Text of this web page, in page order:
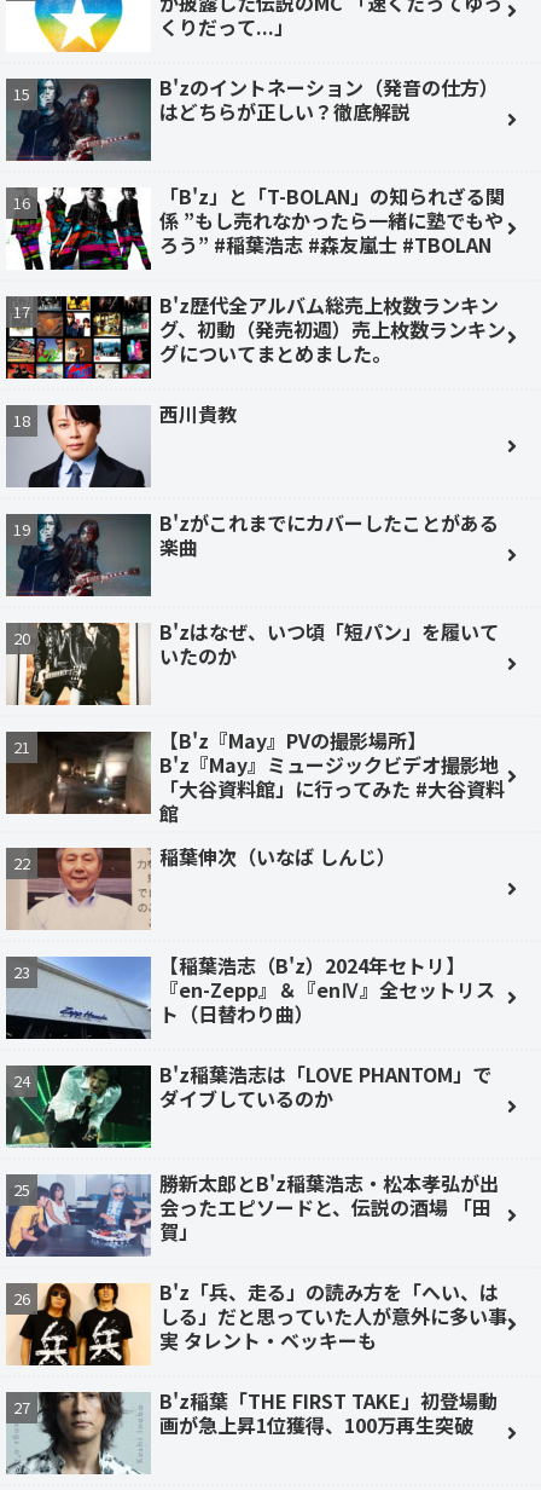
くりだって...」
B'zのイントネーション（発音の仕方）
はどちらが正しい？徹底解説
「B'z」と「T-BOLAN」の知られざる関
係 ”もし売れなかったら一緒に塾でもや
ろう” #稲葉浩志 #森友嵐士 #TBOLAN
B'z歴代全アルバム総売上枚数ランキン
グ、初動（発売初週）売上枚数ランキン
グについてまとめました。
西川貴教
B'zがこれまでにカバーしたことがある
楽曲
B'zはなぜ、いつ頃「短パン」を履いて
いたのか
【B'z『May』PVの撮影場所】
B'z『May』ミュージックビデオ撮影地
「大谷資料館」に行ってみた #大谷資料
館
稲葉伸次（いなば しんじ）
【稲葉浩志（B'z）2024年セトリ】
『en-Zepp』＆『enⅣ』全セットリス
ト（日替わり曲）
B'z稲葉浩志は「LOVE PHANTOM」で
ダイブしているのか
勝新太郎とB'z稲葉浩志・松本孝弘が出
会ったエピソードと、伝説の酒場 「田
賀」
B'z「兵、走る」の読み方を「へい、は
しる」だと思っていた人が意外に多い事
実 タレント・ベッキーも
B'z稲葉「THE FIRST TAKE」初登場動
画が急上昇1位獲得、100万再生突破